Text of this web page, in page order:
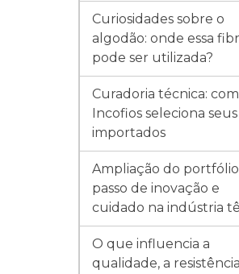
Curiosidades sobre o
algodão: onde essa
pode ser utilizada?
Curadoria técnica:
Incofios seleciona
importados
Ampliação do
passo de inovação e
cuidado na indústria
O que influencia a
qualidade, a